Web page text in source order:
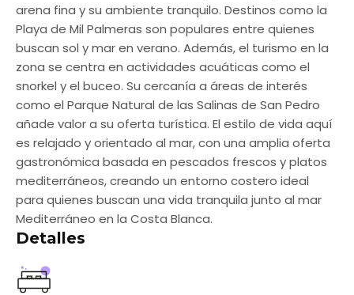
arena fina y su ambiente tranquilo. Destinos como la
Playa de Mil Palmeras son populares entre quienes
buscan sol y mar en verano. Además, el turismo en la
zona se centra en actividades acuáticas como el
snorkel y el buceo. Su cercanía a áreas de interés
como el Parque Natural de las Salinas de San Pedro
añade valor a su oferta turística. El estilo de vida aquí
es relajado y orientado al mar, con una amplia oferta
gastronómica basada en pescados frescos y platos
mediterráneos, creando un entorno costero ideal
para quienes buscan una vida tranquila junto al mar
Mediterráneo en la Costa Blanca.
Detalles